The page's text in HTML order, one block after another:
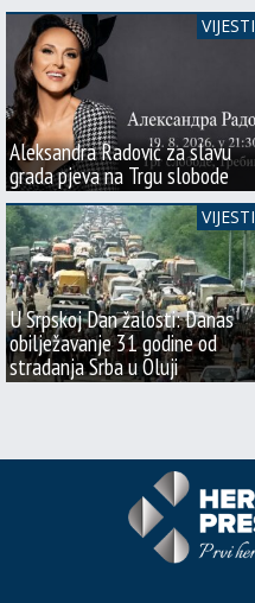
Aleksandra Radović za slavu
grada pjeva na Trgu slobode
VIJESTI
U Srpskoj Dan žalosti: Danas
obilježavanje 31 godine od
stradanja Srba u Oluji
VIJESTI